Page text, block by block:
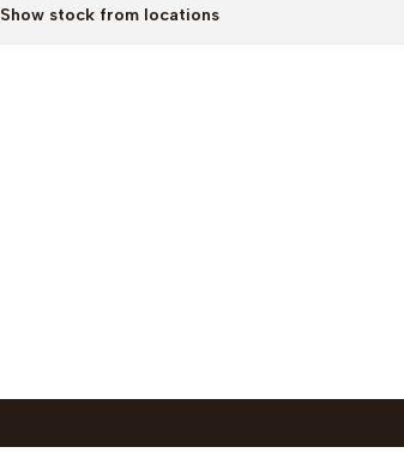
Show stock from locations